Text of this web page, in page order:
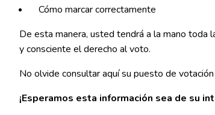
Cómo marcar correctamente
De esta manera, usted tendrá a la mano toda
y consciente el derecho al voto.
No olvide consultaraquísu puesto de
¡Esperamos esta información sea de su